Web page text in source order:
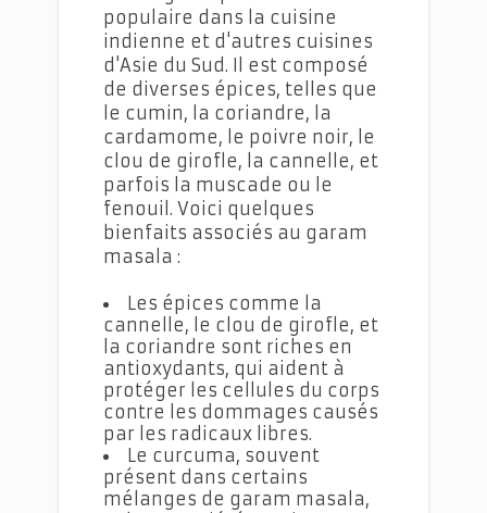
populaire dans la cuisine
indienne et d'autres cuisines
d'Asie du Sud. Il est composé
de diverses épices, telles que
le cumin, la coriandre, la
cardamome, le poivre noir, le
clou de girofle, la cannelle, et
parfois la muscade ou le
fenouil. Voici quelques
bienfaits associés au garam
masala :
Les épices comme la
cannelle, le clou de girofle, et
la coriandre sont riches en
antioxydants, qui aident à
protéger les cellules du corps
contre les dommages causés
par les radicaux libres.
Le curcuma, souvent
présent dans certains
mélanges de garam masala,